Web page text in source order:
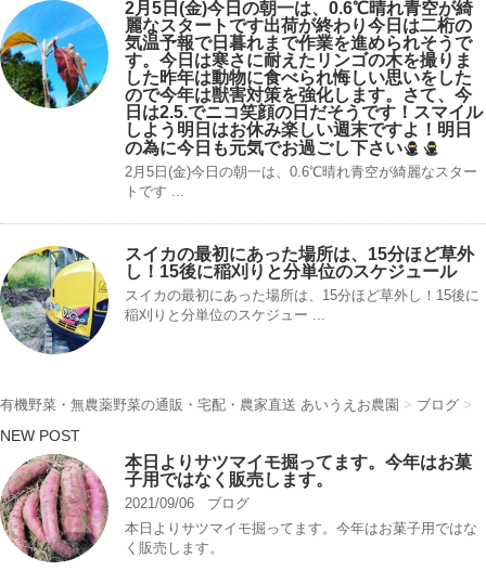
2月5日(金)今日の朝一は、0.6℃晴れ青空が綺
麗なスタートです出荷が終わり今日は二桁の
気温予報で日暮れまで作業を進められそうで
す。今日は寒さに耐えたリンゴの木を撮りま
した昨年は動物に食べられ悔しい思いをした
ので今年は獣害対策を強化します。さて、今
日は2.5.でニコ笑顔の日だそうです！スマイル
しよう明日はお休み楽しい週末ですよ！明日
の為に今日も元気でお過ごし下さい
2月5日(金)今日の朝一は、0.6℃晴れ️青空が綺麗なスター
トです ...
スイカの最初にあった場所は、15分ほど草外
し！15後に稲刈りと分単位のスケジュール
スイカの最初にあった場所は、15分ほど草外し！15後に
稲刈りと分単位のスケジュー ...
有機野菜・無農薬野菜の通販・宅配・農家直送 あいうえお農園 > ブログ >
NEW POST
本日よりサツマイモ掘ってます。今年はお菓
子用ではなく販売します。
2021/09/06
ブログ
本日よりサツマイモ掘ってます。今年はお菓子用ではな
く販売します。